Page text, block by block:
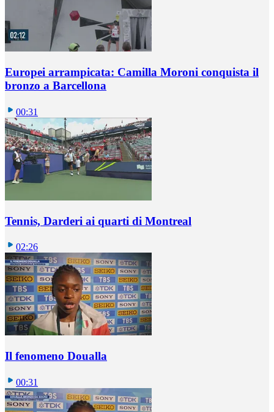
Europei arrampicata: Camilla Moroni conquista il
bronzo a Barcellona
00:31
Tennis, Darderi ai quarti di Montreal
02:26
Il fenomeno Doualla
00:31